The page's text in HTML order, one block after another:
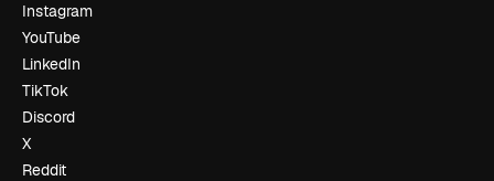
Instagram
YouTube
LinkedIn
TikTok
Discord
X
Reddit